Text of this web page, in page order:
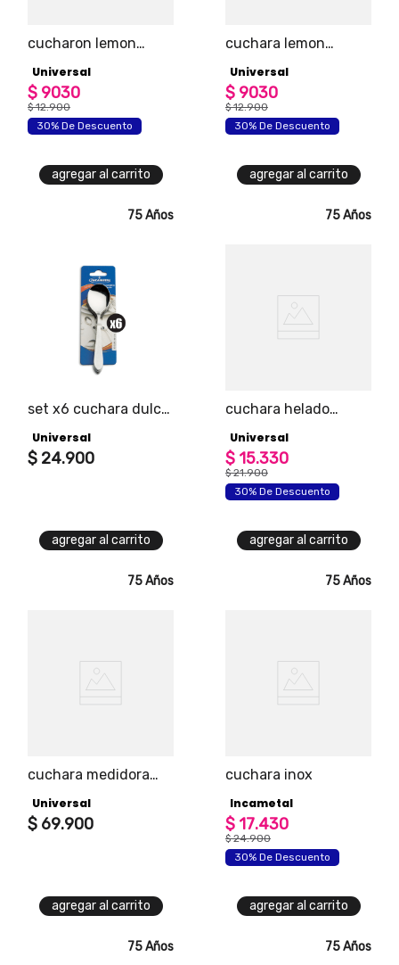
cucharon lemon
Universal
$ 9030
$ 12.900
30% De Descuento
agregar al carrito
cuchara lemon
Universal
$ 9030
$ 12.900
30% De Descuento
agregar al carrito
75 Años
set x6 cuchara dulce
Universal
$ 24.900
agregar al carrito
75 Años
cuchara helado
Universal
$ 15.330
$ 21.900
30% De Descuento
agregar al carrito
75 Años
cuchara medidora
Universal
$ 69.900
agregar al carrito
75 Años
cuchara inox
Incametal
$ 17.430
$ 24.900
30% De Descuento
agregar al carrito
75 Años 75 Años